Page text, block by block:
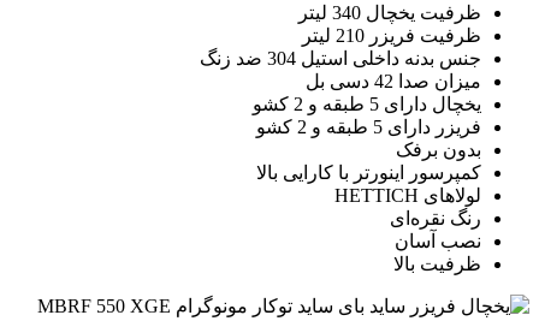
ظرفیت یخچال 340 لیتر
ظرفیت فریزر 210 لیتر
جنس بدنه داخلی استیل 304 ضد زنگ
میزان صدا 42 دسی بل
یخچال دارای 5 طبقه و 2 کشو
فریزر دارای 5 طبقه و 2 کشو
بدون برفک
کمپرسور اینورتر با کارایی بالا
لولاهای HETTICH
رنگ نقره‌ای
نصب آسان
ظرفیت بالا